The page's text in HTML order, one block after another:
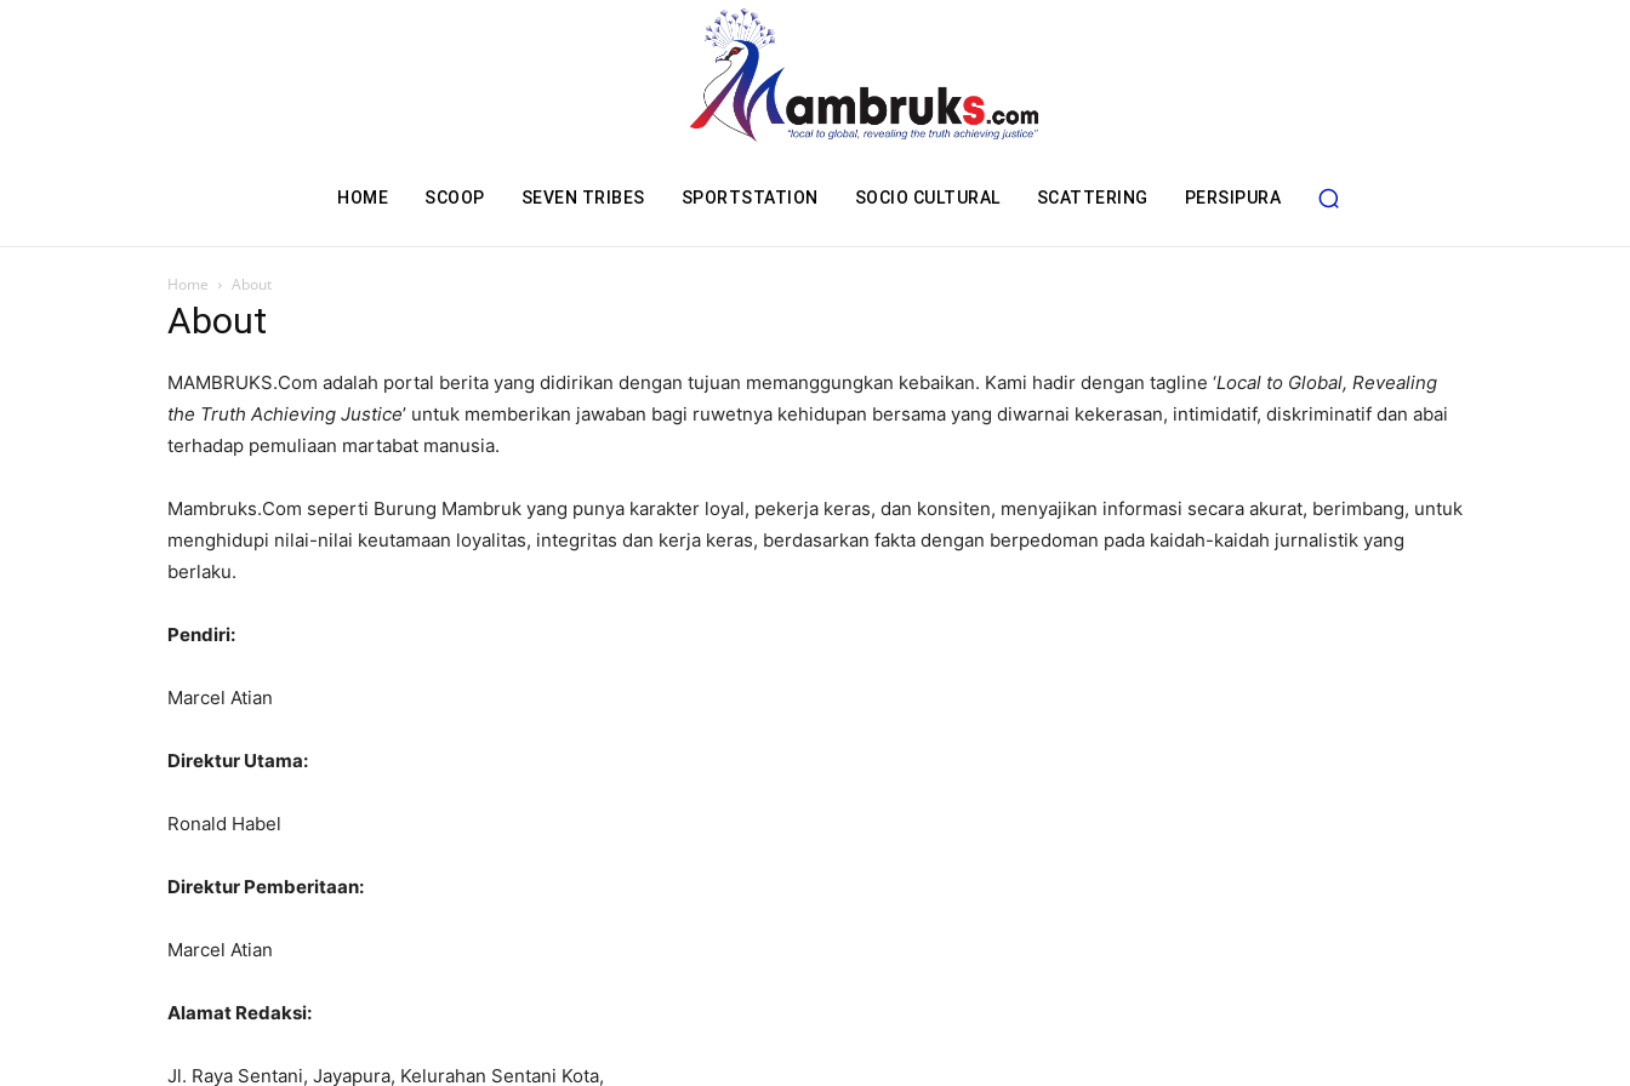
HOME SCOOP SEVEN TRIBES SPORTSTATION SOCIO CULTURAL SCATTERING PERSIPURA
Home About
About
MAMBRUKS.Com adalah portal berita yang didirikan dengan tujuan memanggungkan kebaikan. Kami hadir dengan tagline ‘Local to Global, Revealing
the Truth Achieving Justice’ untuk memberikan jawaban bagi ruwetnya kehidupan bersama yang diwarnai kekerasan, intimidatif, diskriminatif dan abai
terhadap pemuliaan martabat manusia.
Mambruks.Com seperti Burung Mambruk yang punya karakter loyal, pekerja keras, dan konsiten, menyajikan informasi secara akurat, berimbang, untuk
menghidupi nilai-nilai keutamaan loyalitas, integritas dan kerja keras, berdasarkan fakta dengan berpedoman pada kaidah-kaidah jurnalistik yang
berlaku.
Pendiri:
Marcel Atian
Direktur Utama:
Ronald Habel
Direktur Pemberitaan:
Marcel Atian
Alamat Redaksi:
Jl. Raya Sentani, Jayapura, Kelurahan Sentani Kota,